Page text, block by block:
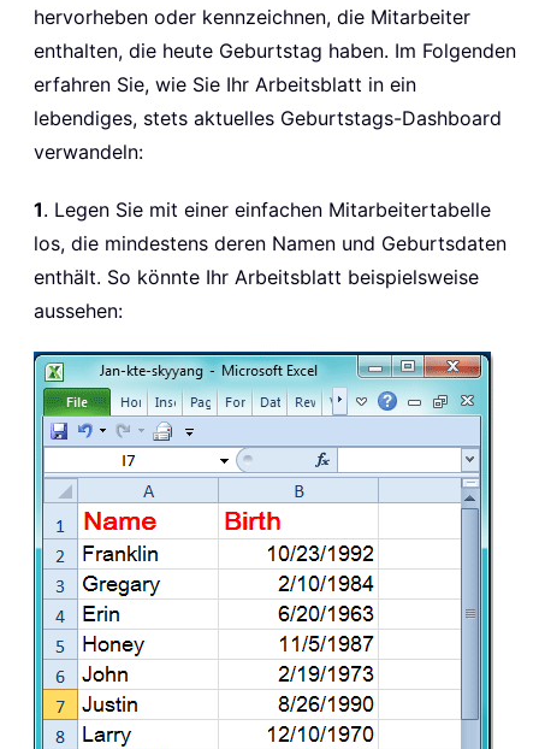
hervorheben oder kennzeichnen, die Mitarbeiter
enthalten, die heute Geburtstag haben. Im Folgenden
erfahren Sie, wie Sie Ihr Arbeitsblatt in ein
lebendiges, stets aktuelles Geburtstags-Dashboard
verwandeln:
1. Legen Sie mit einer einfachen Mitarbeitertabelle
los, die mindestens deren Namen und Geburtsdaten
enthält. So könnte Ihr Arbeitsblatt beispielsweise
aussehen: